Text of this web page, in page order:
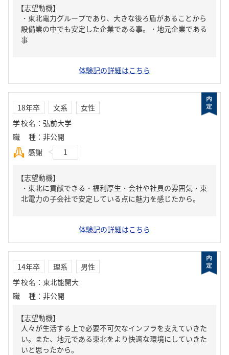
【志望動機】
・東北電力グループであり、大きな後ろ盾があることから
設備業の中でも安定した企業である事。・地元企業である
事
体験記の詳細はこちら
18年卒 文系
女性
学校名 ： 弘前大学
職種 ： 非公開
感謝
1
【志望動機】
・東北に貢献できる・福利厚生・会社や社員の雰囲気・東
北電力の子会社で安定している点に魅力を感じたから。
体験記の詳細はこちら
14年卒 理系
男性
学校名 ： 東北能開大
職種 ： 非公開
【志望動機】
人々が生活する上で必要不可欠なインフラを支えていきた
い。また、地元である東北をより快適な環境にしていきた
いと思ったから。